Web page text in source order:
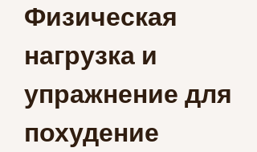
Физическая
нагрузка и
упражнение для
похудение